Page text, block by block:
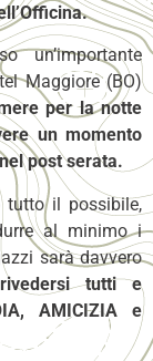
un’importante
Maggiore (BO)
per la notte
un momento
post serata.
tutto il possibile,
al minimo i
sarà davvero
tutti e
AMICIZIA e